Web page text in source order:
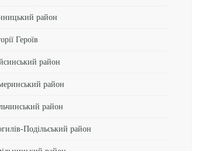
район
Героїв
район
район
район
Подільський район